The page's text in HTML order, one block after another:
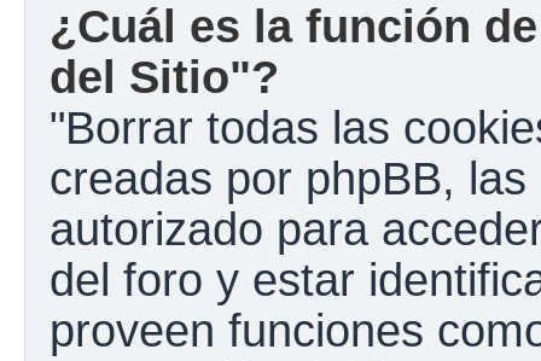
¿Cuál es la función
del Sitio"?
"Borrar todas las
creadas por phpBB,
autorizado para
del foro y estar
proveen funciones